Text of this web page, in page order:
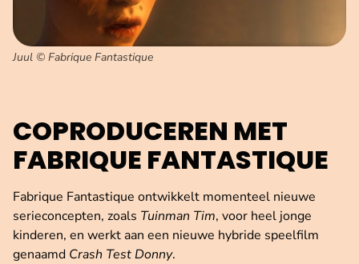
Juul © Fabrique Fantastique
COPRODUCEREN MET
FABRIQUE FANTASTIQUE
Fabrique Fantastique ontwikkelt momenteel nieuwe
serieconcepten, zoals Tuinman Tim, voor heel jonge
kinderen, en werkt aan een nieuwe hybride speelfilm
genaamd Crash Test Donny.